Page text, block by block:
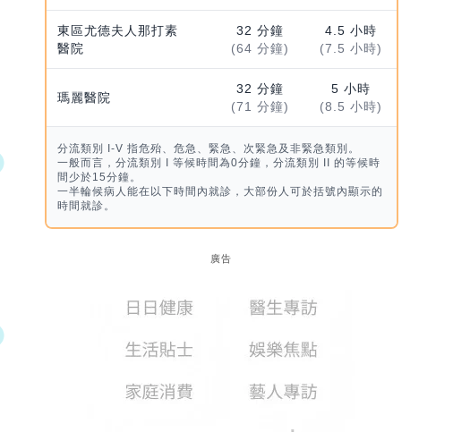
東區尤德夫人那打素
醫院
32 分鐘
(64 分鐘)
4.5 小時
(7.5 小時)
瑪麗醫院
32 分鐘
(71 分鐘)
5 小時
(8.5 小時)
分流類別 I-V 指危殆、危急、緊急、次緊急及非緊急類別。
一般而言，分流類別 I 等候時間為0分鐘，分流類別 II 的等候時
間少於15分鐘。
一半輪候病人能在以下時間內就診，大部份人可於括號內顯示的
時間就診。
廣告